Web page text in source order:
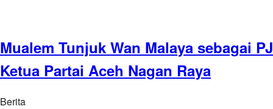
Mualem Tunjuk Wan Malaya sebagai PJ
Ketua Partai Aceh Nagan Raya
Berita